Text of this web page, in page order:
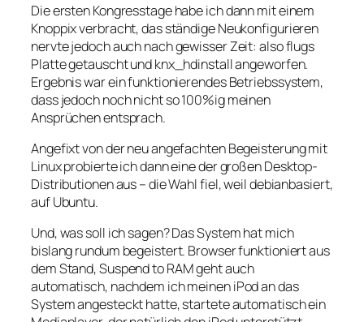
Die ersten Kongresstage habe ich dann mit einem
Knoppix verbracht, das ständige Neukonfigurieren
nervte jedoch auch nach gewisser Zeit: also flugs
Platte getauscht und knx_hdinstall angeworfen.
Ergebnis war ein funktionierendes Betriebssystem,
dass jedoch noch nicht so 100%ig meinen
Ansprüchen entsprach.
Angefixt von der neu angefachten Begeisterung mit
Linux probierte ich dann eine der großen Desktop-
Distributionen aus – die Wahl fiel, weil debianbasiert,
auf Ubuntu.
Und, was soll ich sagen? Das System hat mich
bislang rundum begeistert. Browser funktioniert aus
dem Stand, Suspend to RAM geht auch
automatisch, nachdem ich meinen iPod an das
System angesteckt hatte, startete automatisch ein